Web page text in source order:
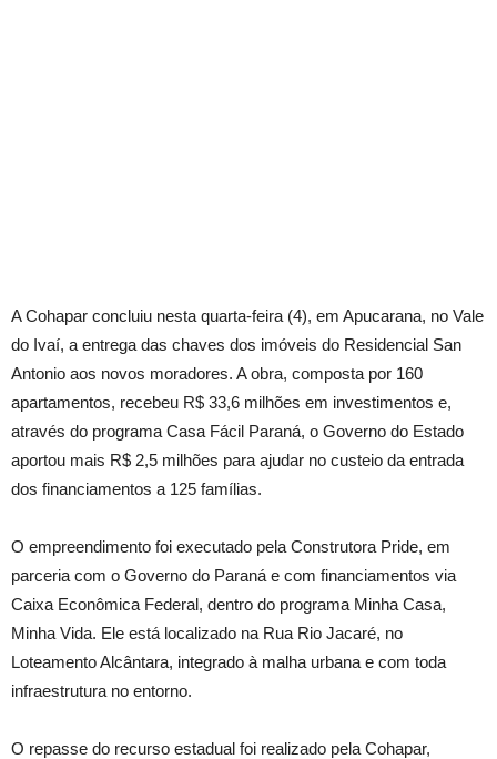
A Cohapar concluiu nesta quarta-feira (4), em Apucarana, no Vale
do Ivaí, a entrega das chaves dos imóveis do Residencial San
Antonio aos novos moradores. A obra, composta por 160
apartamentos, recebeu R$ 33,6 milhões em investimentos e,
através do programa Casa Fácil Paraná, o Governo do Estado
aportou mais R$ 2,5 milhões para ajudar no custeio da entrada
dos financiamentos a 125 famílias.
O empreendimento foi executado pela Construtora Pride, em
parceria com o Governo do Paraná e com financiamentos via
Caixa Econômica Federal, dentro do programa Minha Casa,
Minha Vida. Ele está localizado na Rua Rio Jacaré, no
Loteamento Alcântara, integrado à malha urbana e com toda
infraestrutura no entorno.
O repasse do recurso estadual foi realizado pela Cohapar,